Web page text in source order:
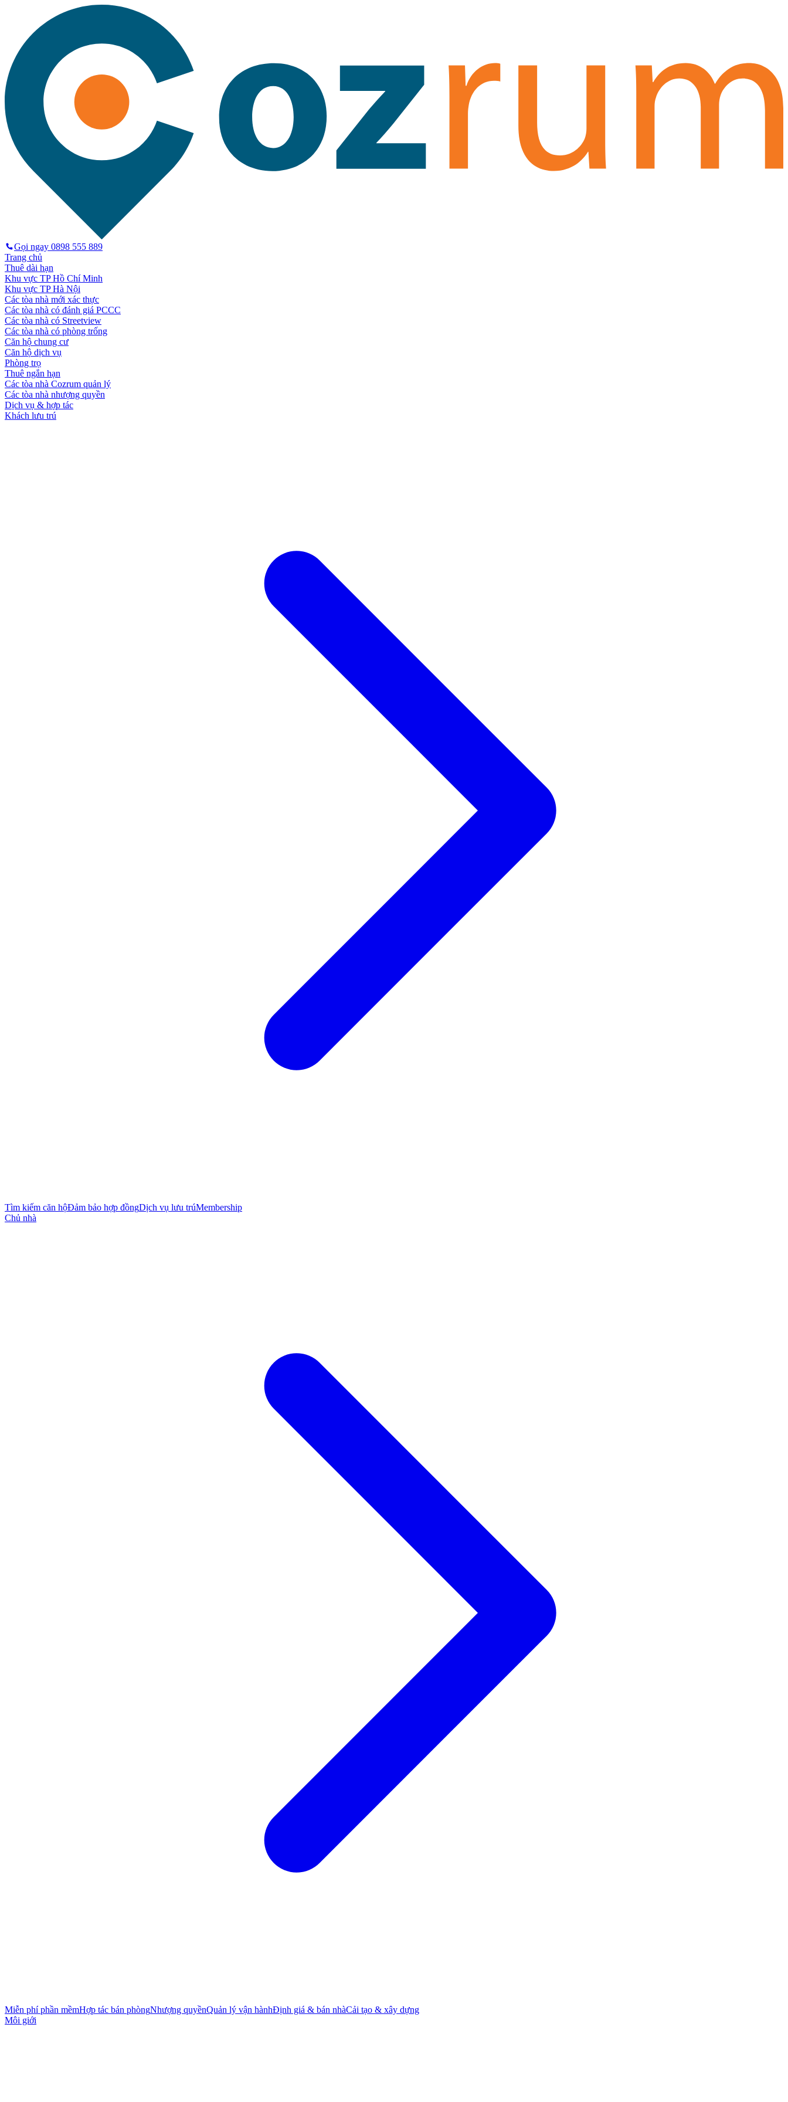
Gọi ngay 0898 555 889
Trang chủ
Thuê dài hạn
Khu vực TP Hồ Chí Minh
Khu vực TP Hà Nội
Các tòa nhà mới xác thực
Các tòa nhà có đánh giá PCCC
Các tòa nhà có Streetview
Các tòa nhà có phòng trống
Căn hộ chung cư
Căn hộ dịch vụ
Phòng trọ
Thuê ngắn hạn
Các tòa nhà Cozrum quản lý
Các tòa nhà nhượng quyền
Dịch vụ & hợp tác
Khách lưu trú
Tìm kiếm căn hộĐảm bảo hợp đồngDịch vụ lưu trúMembership
Chủ nhà
Miễn phí phần mềmHợp tác bán phòngNhượng quyềnQuản lý vận hànhĐịnh giá & bán nhàCải tạo & xây dựng
Môi giới